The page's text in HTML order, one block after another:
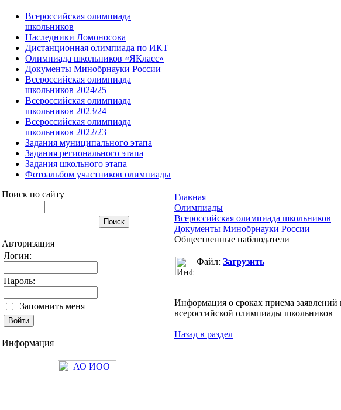
Всероссийская олимпиада
школьников
Наследники Ломоносова
Дистанционная олимпиада по ИКТ
Олимпиада школьников «ЯКласс»
Документы Минобрнауки России
Всероссийская олимпиада
школьников 2024/25
Всероссийская олимпиада
школьников 2023/24
Всероссийская олимпиада
школьников 2022/23
Задания муниципального этапа
Задания регионального этапа
Задания школьного этапа
Фотоальбом участников олимпиады
Поиск по сайту
Авторизация
Логин:
Пароль:
Запомнить меня
Информация
Главная
Олимпиады
Всероссийская олимпиада школьников
Документы Минобрнауки России
Общественные наблюдатели
Файл: Загрузить
Информация о сроках приема
всероссийской олимпиады школьников
Назад в раздел